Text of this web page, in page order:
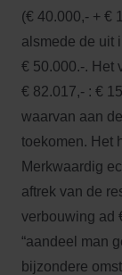
(€ 40.000,- + €
alsmede de uit
€ 50.000.-. Het
€ 82.017,- : €
waarvan aan
toekomen. Het
Merkwaardig
aftrek van de
verbouwing ad
“aandeel man
bijzondere